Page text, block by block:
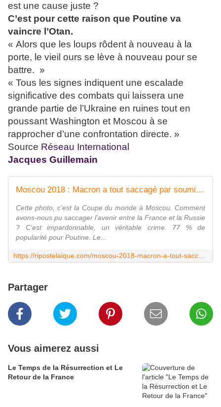
est une cause juste ?
C’est pour cette raison que Poutine va
vaincre l’Otan.
« Alors que les loups rôdent à nouveau à la
porte, le vieil ours se lève à nouveau pour se
battre. »
« Tous les signes indiquent une escalade
significative des combats qui laissera une
grande partie de l’Ukraine en ruines tout en
poussant Washington et Moscou à se
rapprocher d’une confrontation directe. »
Source Réseau International
Jacques Guillemain
Moscou 2018 : Macron a tout saccagé par soumission à Biden
Cette photo, c'est la Coupe du monde à Moscou. Comment
avons-nous pu saccager l'avenir entre la France et la Russie
? C'est impardonnable, un véritable crime. 77 % de
popularité pour Poutine. Le...
Partager
Vous aimerez aussi
Le Temps de la Résurrection et Le
Retour de la France